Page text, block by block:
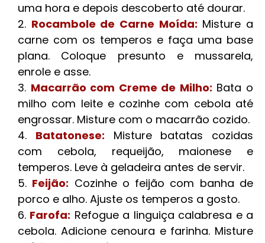
uma hora e depois descoberto até dourar.
Rocambole de Carne Moída: Misture a
carne com os temperos e faça uma base
plana. Coloque presunto e mussarela,
enrole e asse.
Macarrão com Creme de Milho: Bata o
milho com leite e cozinhe com cebola até
engrossar. Misture com o macarrão cozido.
Batatonese: Misture batatas cozidas
com cebola, requeijão, maionese e
temperos. Leve à geladeira antes de servir.
Feijão: Cozinhe o feijão com banha de
porco e alho. Ajuste os temperos a gosto.
Farofa: Refogue a linguiça calabresa e a
cebola. Adicione cenoura e farinha. Misture